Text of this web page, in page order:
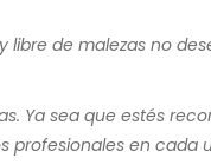
de malezas no
Ya sea que estés
profesionales en cada